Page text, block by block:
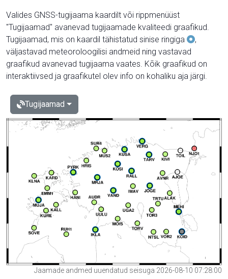
Valides GNSS-tugijaama kaardilt või rippmenüüst
"Tugijaamad" avanevad tugijaamade kvaliteedi graafikud.
Tugijaamad, mis on kaardil tähistatud sinise ringiga
,
väljastavad meteoroloogilisi andmeid ning vastavad
graafikud avanevad tugijaama vaates. Kõik graafikud on
interaktiivsed ja graafikutel olev info on kohaliku aja järgi.
Tugijaamad
Jaamade andmed uuendatud seisuga 2026-08-10 07:28:00